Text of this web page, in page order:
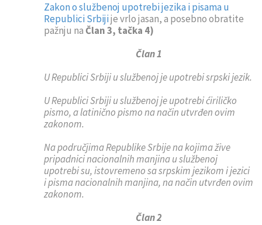
Zakon o službenoj upotrebi jezika i pisama u
Republici Srbijije vrlo jasan, a posebno obratite
pažnju na Član 3, tačka 4)
Član 1
U Republici Srbiji u službenoj je upotrebi srpski jezik.
U Republici Srbiji u službenoj je upotrebi ćiriličko
pismo, a latinično pismo na način utvrđen ovim
zakonom.
Na područjima Republike Srbije na kojima žive
pripadnici nacionalnih manjina u službenoj
upotrebi su, istovremeno sa srpskim jezikom i jezici
i pisma nacionalnih manjina, na način utvrđen ovim
zakonom.
Član 2